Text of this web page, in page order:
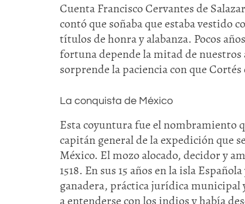
Cuenta Francisco Cervantes de
contó que soñaba que estaba vestido
títulos de honra y alabanza. Pocos
fortuna depende la mitad de
sorprende la paciencia con que
La conquista de México
Esta coyuntura fue el nombramiento
capitán general de la expedición que
México. El mozo alocado, decidor y
1518. En sus 15 años en la isla
ganadera, práctica jurídica municipal
a entenderse con los indios y había